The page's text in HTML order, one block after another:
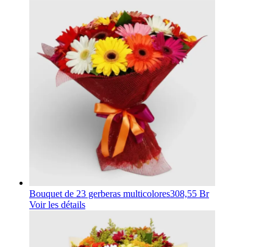
Bouquet de 23 gerberas multicolores308,55 Br
Voir les détails